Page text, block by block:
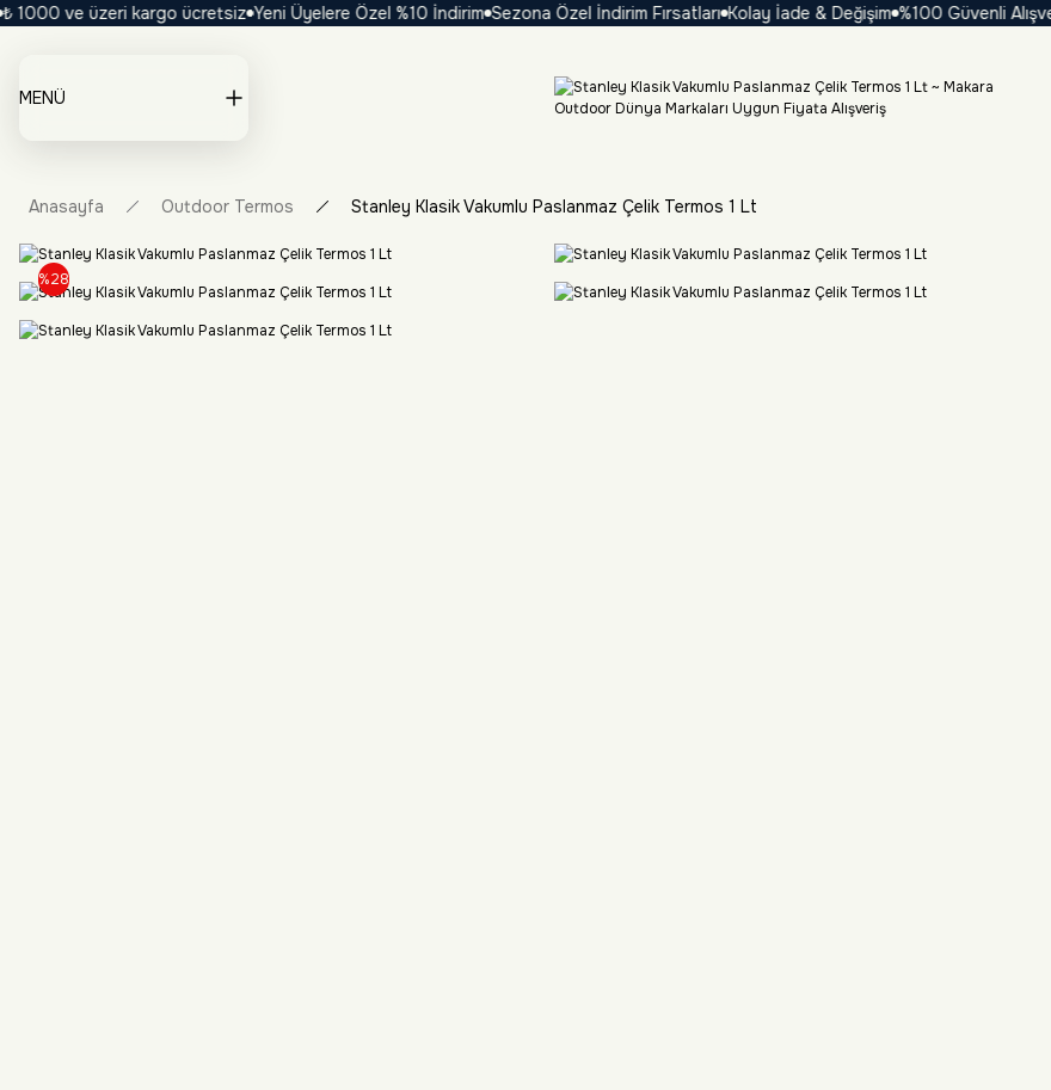
ve üzeri kargo ücretsiz Yeni Üyelere Özel %10 İndirim Sezona Özel İndirim Fırsatları Kolay İade & Değişim %100 Güvenli Alışveriş
MENÜ
Anasayfa Outdoor Termos Stanley Klasik Vakumlu Paslanmaz Çelik Termos 1 Lt
%28